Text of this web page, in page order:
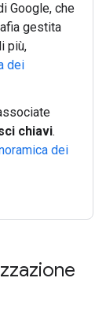
Google, che
gestita
più,
dei
chiavi.
dei